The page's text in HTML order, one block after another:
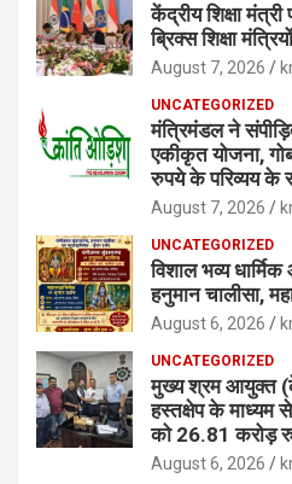
केंद्रीय शिक्षा
ब्रिक्स शिक्षा
August 7, 2026
UNCATEGORIZED
मंत्रिमंडल ने
एकीकृत योजना,
रुपये के परिव्यय के
August 7, 2026
UNCATEGORIZED
विशाल भव्य
हनुमान चालीसा,
August 6, 2026
UNCATEGORIZED
मुख्य श्रम आयुक्त
हस्तक्षेप के माध्यम
को 26.81 करोड़
August 6, 2026